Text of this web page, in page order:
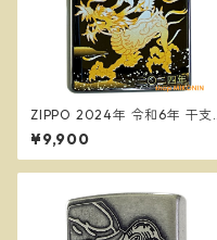
ZIPPO 2024年 令和6年 干支
「辰」黒チタン 竜 和柄 ジッポ
ー オイルライター 2TIBK-DR
¥9,900